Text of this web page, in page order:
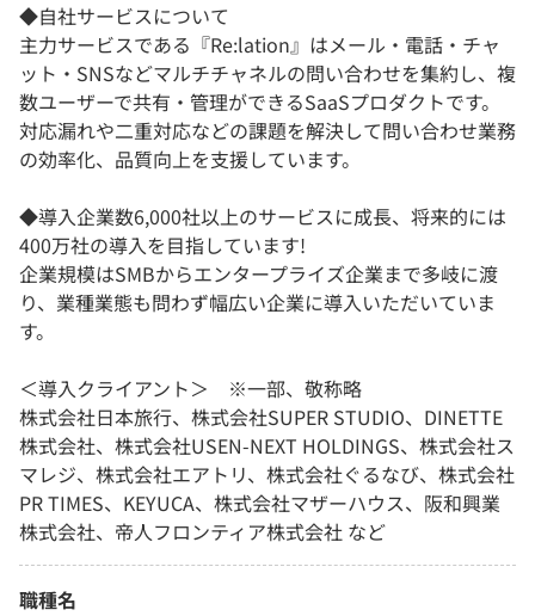
◆自社サービスについて
主力サービスである『Re:lation』はメール・電話・チャ
ット・SNSなどマルチチャネルの問い合わせを集約し、複
数ユーザーで共有・管理ができるSaaSプロダクトです。
対応漏れや二重対応などの課題を解決して問い合わせ業務
の効率化、品質向上を支援しています。
◆導入企業数6,000社以上のサービスに成長、将来的には
400万社の導入を目指しています!
企業規模はSMBからエンタープライズ企業まで多岐に渡
り、業種業態も問わず幅広い企業に導入いただいていま
す。
＜導入クライアント＞ ※一部、敬称略
株式会社日本旅行、株式会社SUPER STUDIO、DINETTE
株式会社、株式会社USEN-NEXT HOLDINGS、株式会社ス
マレジ、株式会社エアトリ、株式会社ぐるなび、株式会社
PR TIMES、KEYUCA、株式会社マザーハウス、阪和興業
株式会社、帝人フロンティア株式会社 など
職種名